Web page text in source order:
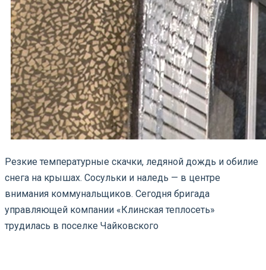
Резкие температурные скачки, ледяной дождь и обилие
снега на крышах. Сосульки и наледь — в центре
внимания коммунальщиков. Сегодня бригада
управляющей компании «Клинская теплосеть»
трудилась в поселке Чайковского